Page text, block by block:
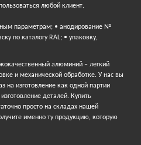
любой клиент.
параметрам; • анодирование №
по каталогу RAL; • упаковку,
алюминий – легкий
и механической обработке. У нас вы
на изготовление как одной партии
деталей. Купить
просто на складах нашей
именно ту продукцию, которую